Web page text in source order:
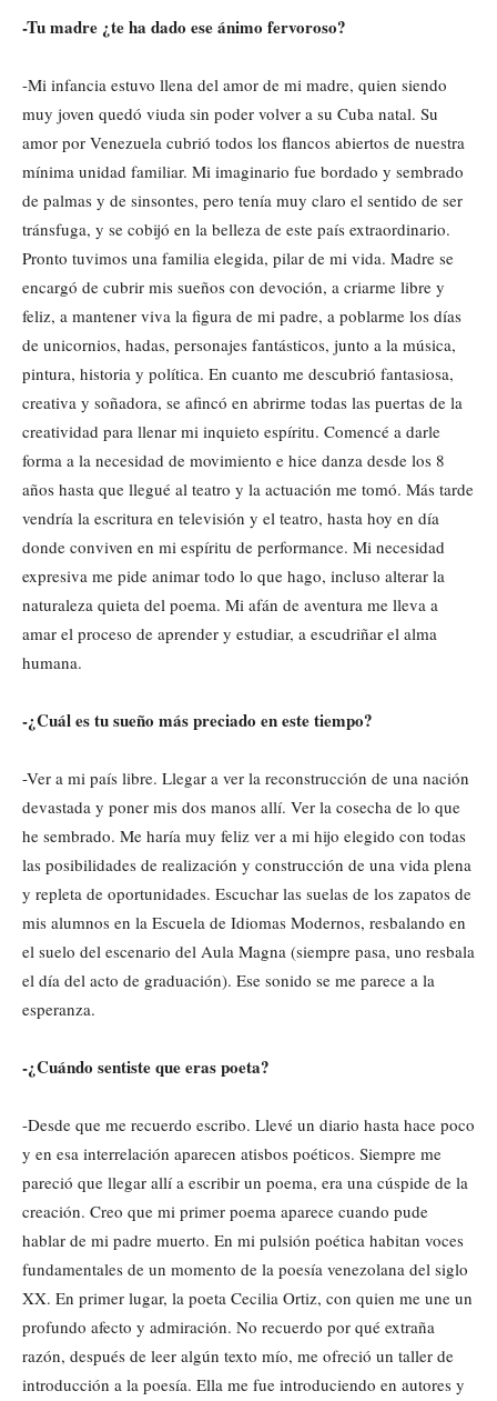
-Tu madre ¿te ha dado ese ánimo fervoroso?
-Mi infancia estuvo llena del amor de mi madre, quien siendo
muy joven quedó viuda sin poder volver a su Cuba natal. Su
amor por Venezuela cubrió todos los flancos abiertos de nuestra
mínima unidad familiar. Mi imaginario fue bordado y sembrado
de palmas y de sinsontes, pero tenía muy claro el sentido de ser
tránsfuga, y se cobijó en la belleza de este país extraordinario.
Pronto tuvimos una familia elegida, pilar de mi vida. Madre se
encargó de cubrir mis sueños con devoción, a criarme libre y
feliz, a mantener viva la figura de mi padre, a poblarme los días
de unicornios, hadas, personajes fantásticos, junto a la música,
pintura, historia y política. En cuanto me descubrió fantasiosa,
creativa y soñadora, se afincó en abrirme todas las puertas de la
creatividad para llenar mi inquieto espíritu. Comencé a darle
forma a la necesidad de movimiento e hice danza desde los 8
años hasta que llegué al teatro y la actuación me tomó. Más tarde
vendría la escritura en televisión y el teatro, hasta hoy en día
donde conviven en mi espíritu de performance. Mi necesidad
expresiva me pide animar todo lo que hago, incluso alterar la
naturaleza quieta del poema. Mi afán de aventura me lleva a
amar el proceso de aprender y estudiar, a escudriñar el alma
humana.
-¿Cuál es tu sueño más preciado en este tiempo?
-Ver a mi país libre. Llegar a ver la reconstrucción de una nación
devastada y poner mis dos manos allí. Ver la cosecha de lo que
he sembrado. Me haría muy feliz ver a mi hijo elegido con todas
las posibilidades de realización y construcción de una vida plena
y repleta de oportunidades. Escuchar las suelas de los zapatos de
mis alumnos en la Escuela de Idiomas Modernos, resbalando en
el suelo del escenario del Aula Magna (siempre pasa, uno resbala
el día del acto de graduación). Ese sonido se me parece a la
esperanza.
-¿Cuándo sentiste que eras poeta?
-Desde que me recuerdo escribo. Llevé un diario hasta hace poco
y en esa interrelación aparecen atisbos poéticos. Siempre me
pareció que llegar allí a escribir un poema, era una cúspide de la
creación. Creo que mi primer poema aparece cuando pude
hablar de mi padre muerto. En mi pulsión poética habitan voces
fundamentales de un momento de la poesía venezolana del siglo
XX. En primer lugar, la poeta Cecilia Ortiz, con quien me une un
profundo afecto y admiración. No recuerdo por qué extraña
razón, después de leer algún texto mío, me ofreció un taller de
introducción a la poesía. Ella me fue introduciendo en autores y